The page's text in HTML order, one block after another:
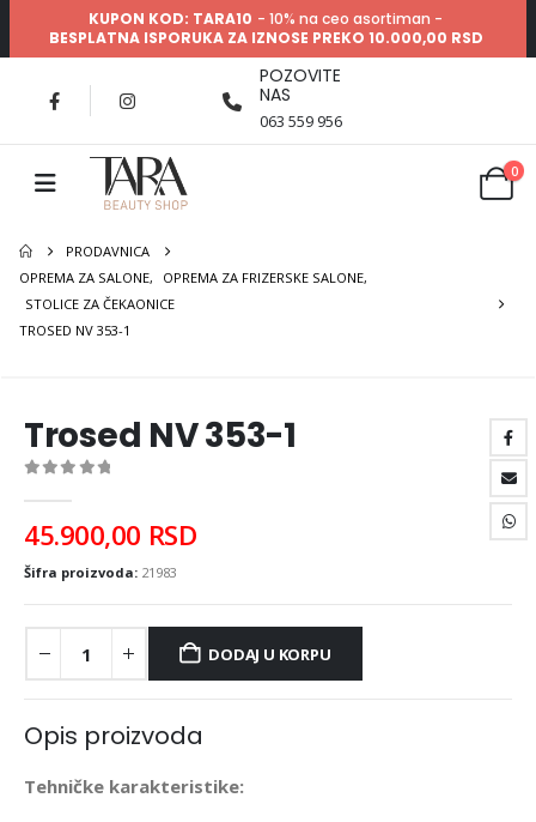
KUPON KOD: TARA10 - 10% na ceo asortiman -
BESPLATNA ISPORUKA ZA IZNOSE PREKO 10.000,00 RSD
POZOVITE
NAS
063 559 956
0
PRODAVNICA
OPREMA ZA SALONE, OPREMA ZA FRIZERSKE SALONE,
STOLICE ZA ČEKAONICE
TROSED NV 353-1
Trosed NV 353-1
45.900,00 RSD
Šifra proizvoda: 21983
DODAJ U KORPU
Opis proizvoda
Tehničke karakteristike: